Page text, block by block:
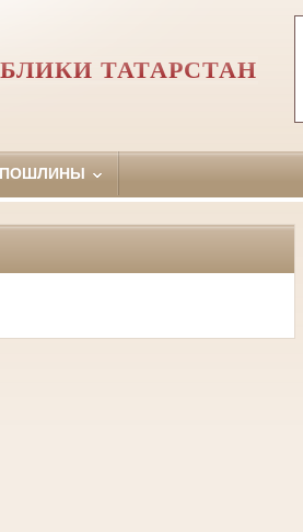
ТАТАРСТАН